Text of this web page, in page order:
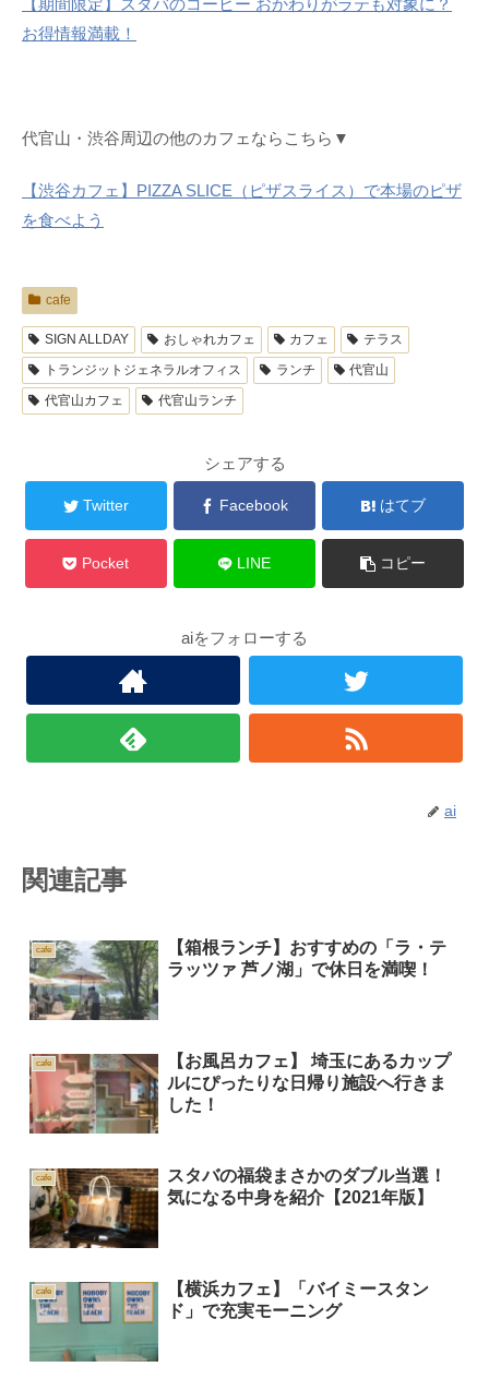
【期間限定】スタバのコーヒー おかわりがラテも対象に？
お得情報満載！
代官山・渋谷周辺の他のカフェならこちら▼
【渋谷カフェ】PIZZA SLICE（ピザスライス）で本場のピザ
を食べよう
cafe
SIGN ALLDAY おしゃれカフェ カフェ
テラス
トランジットジェネラルオフィス
ランチ
代官山
代官山カフェ
代官山ランチ
シェアする
Twitter Facebook はてブ
Pocket LINE コピー
aiをフォローする
ai
関連記事
cafe
【箱根ランチ】おすすめの「ラ・テ
ラッツァ 芦ノ湖」で休日を満喫！
cafe
【お風呂カフェ】 埼玉にあるカップ
ルにぴったりな日帰り施設へ行きま
した！
cafe
スタバの福袋まさかのダブル当選！
気になる中身を紹介【2021年版】
cafe
【横浜カフェ】「バイミースタン
ド」で充実モーニング